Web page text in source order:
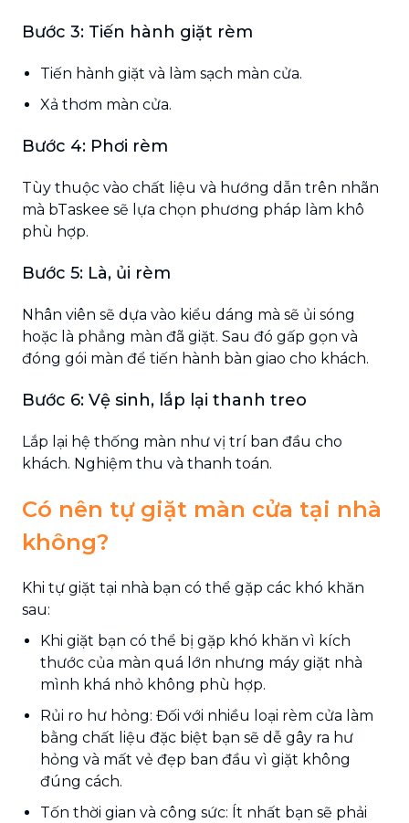
Bước 3: Tiến hành giặt rèm
Tiến hành giặt và làm sạch màn cửa.
Xả thơm màn cửa.
Bước 4: Phơi rèm
Tùy thuộc vào chất liệu và hướng dẫn trên nhãn
mà bTaskee sẽ lựa chọn phương pháp làm khô
phù hợp.
Bước 5: Là, ủi rèm
Nhân viên sẽ dựa vào kiểu dáng mà sẽ ủi sóng
hoặc là phẳng màn đã giặt. Sau đó gấp gọn và
đóng gói màn để tiến hành bàn giao cho khách.
Bước 6: Vệ sinh, lắp lại thanh treo
Lắp lại hệ thống màn như vị trí ban đầu cho
khách. Nghiệm thu và thanh toán.
Có nên tự giặt màn cửa tại nhà
không?
Khi tự giặt tại nhà bạn có thể gặp các khó khăn
sau:
Khi giặt bạn có thể bị gặp khó khăn vì kích
thước của màn quá lớn nhưng máy giặt nhà
mình khá nhỏ không phù hợp.
Rủi ro hư hỏng: Đối với nhiều loại rèm cửa làm
bằng chất liệu đặc biệt bạn sẽ dễ gây ra hư
hỏng và mất vẻ đẹp ban đầu vì giặt không
đúng cách.
Tốn thời gian và công sức: Ít nhất bạn sẽ phải